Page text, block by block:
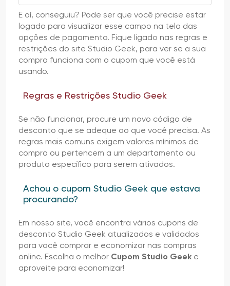
E aí, conseguiu? Pode ser que você precise estar
logado para visualizar esse campo na tela das
opções de pagamento. Fique ligado nas regras e
restrições do site Studio Geek, para ver se a sua
compra funciona com o cupom que você está
usando.
Regras e Restrições Studio Geek
Se não funcionar, procure um novo código de
desconto que se adeque ao que você precisa. As
regras mais comuns exigem valores mínimos de
compra ou pertencem a um departamento ou
produto específico para serem ativados.
Achou o cupom Studio Geek que estava
procurando?
Em nosso site, você encontra vários cupons de
desconto Studio Geek atualizados e validados
para você comprar e economizar nas compras
online. Escolha o melhor Cupom Studio Geek e
aproveite para economizar!